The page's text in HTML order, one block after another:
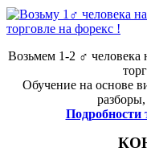
Возьмем 1-2 ‍♂️ человека
Обучение на основе
Подробности